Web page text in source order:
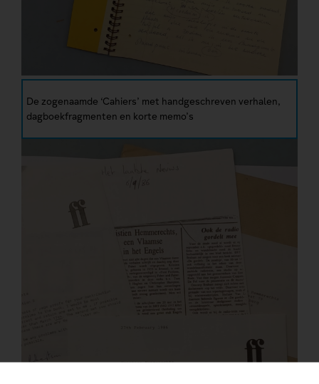
De zogenaamde ‘Cahiers’ met handgeschreven verhalen,
dagboekfragmenten en korte memo’s